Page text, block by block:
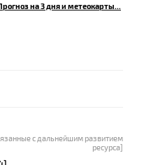
на 3 дня и метеокарты...
с дальнейшим развитием
ресурса]